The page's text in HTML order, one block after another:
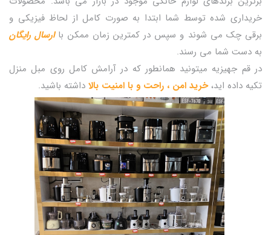
خریداری شده توسط شما ابتدا به صورت کامل از لحاظ فیزیکی و
برقی چک می شوند و سپس در کمترین زمان ممکن با ارسال رایگان
به دست شما می رسند.
در قم جهیزیه میتونید همانطور که در آرامش کامل روی مبل منزل
تکیه داده اید،خرید امن ، راحت و با امنیت بالا داشته باشید.